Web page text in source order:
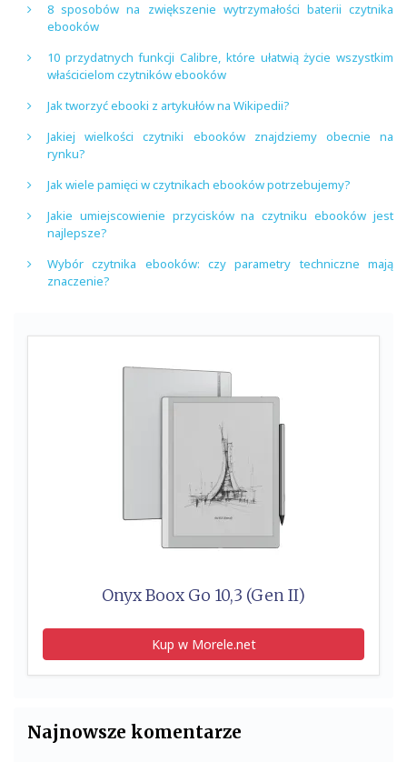
8 sposobów na zwiększenie wytrzymałości baterii czytnika
ebooków
10 przydatnych funkcji Calibre, które ułatwią życie wszystkim
właścicielom czytników ebooków
Jak tworzyć ebooki z artykułów na Wikipedii?
Jakiej wielkości czytniki ebooków znajdziemy obecnie na
rynku?
Jak wiele pamięci w czytnikach ebooków potrzebujemy?
Jakie umiejscowienie przycisków na czytniku ebooków jest
najlepsze?
Wybór czytnika ebooków: czy parametry techniczne mają
znaczenie?
Onyx Boox Go 10,3 (Gen II)
Kup w Morele.net
Najnowsze komentarze